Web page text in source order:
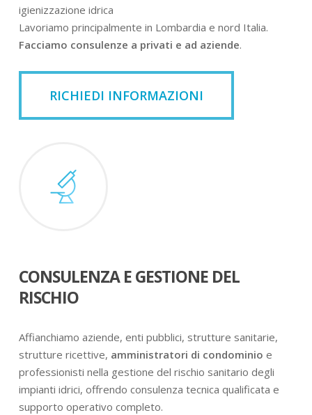
igienizzazione idrica
Lavoriamo principalmente in Lombardia e nord Italia.
Facciamo consulenze a privati e ad aziende.
RICHIEDI INFORMAZIONI
CONSULENZA E GESTIONE DEL
RISCHIO
Affianchiamo aziende, enti pubblici, strutture sanitarie,
strutture ricettive, amministratori di condominio e
professionisti nella gestione del rischio sanitario degli
impianti idrici, offrendo consulenza tecnica qualificata e
supporto operativo completo.